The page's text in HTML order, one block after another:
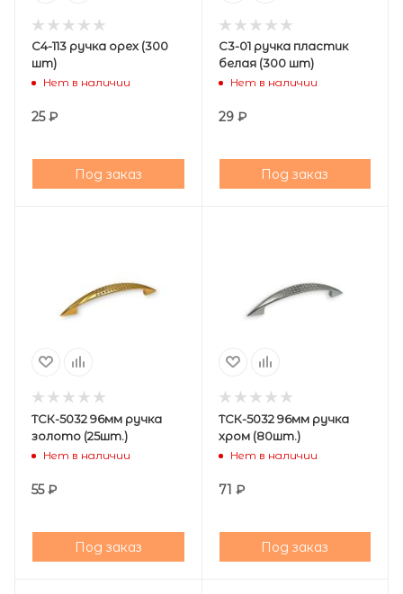
С4-113 ручка орех (300
шт)
Нет в наличии
25₽
Под заказ
C3-01 ручка пластик
белая (300 шт)
Нет в наличии
29₽
Под заказ
ТСК-5032 96мм ручка
золото (25шт.)
Нет в наличии
55₽
Под заказ
ТСК-5032 96мм ручка
хром (80шт.)
Нет в наличии
71 ₽
Под заказ